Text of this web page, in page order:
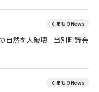
くまもりNews
自然を大破壊 当別町議会
くまもりNews